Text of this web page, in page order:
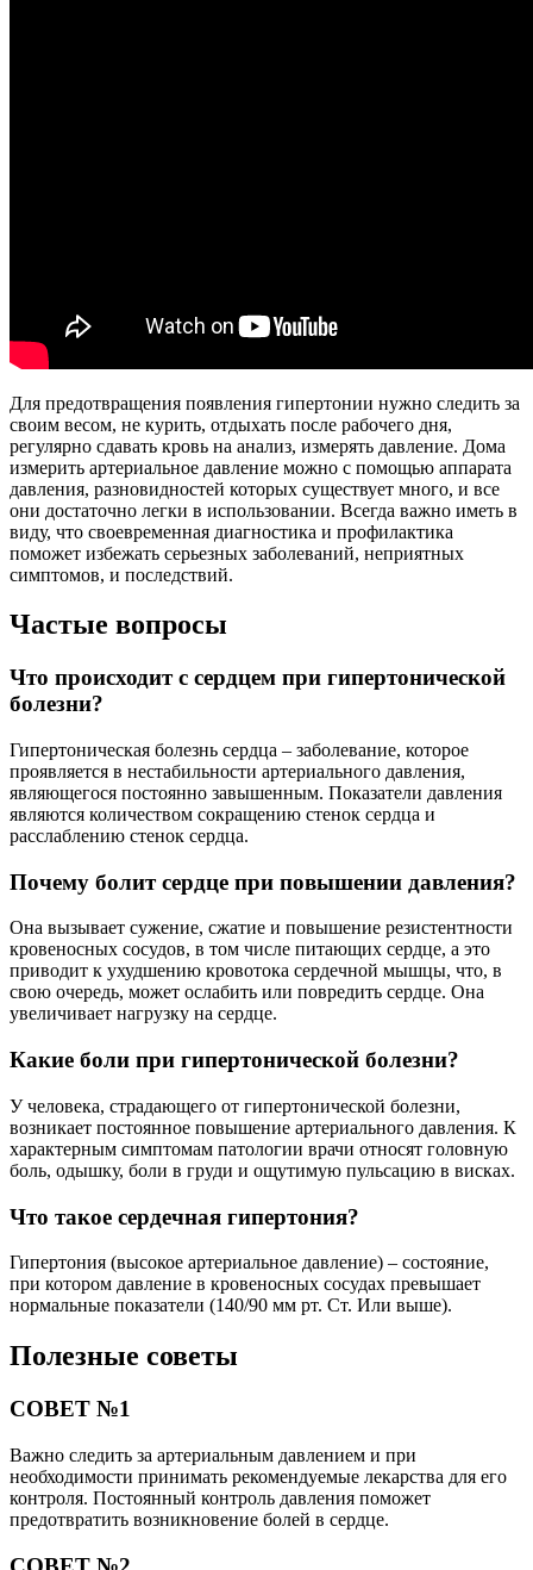
Для предотвращения появления гипертонии нужно следить за
своим весом, не курить, отдыхать после рабочего дня,
регулярно сдавать кровь на анализ, измерять давление. Дома
измерить артериальное давление можно с помощью аппарата
давления, разновидностей которых существует много, и все
они достаточно легки в использовании. Всегда важно иметь в
виду, что своевременная диагностика и профилактика
поможет избежать серьезных заболеваний, неприятных
симптомов, и последствий.
Частые вопросы
Что происходит с сердцем при гипертонической
болезни?
Гипертоническая болезнь сердца – заболевание, которое
проявляется в нестабильности артериального давления,
являющегося постоянно завышенным. Показатели давления
являются количеством сокращению стенок сердца и
расслаблению стенок сердца.
Почему болит сердце при повышении давления?
Она вызывает сужение, сжатие и повышение резистентности
кровеносных сосудов, в том числе питающих сердце, а это
приводит к ухудшению кровотока сердечной мышцы, что, в
свою очередь, может ослабить или повредить сердце. Она
увеличивает нагрузку на сердце.
Какие боли при гипертонической болезни?
У человека, страдающего от гипертонической болезни,
возникает постоянное повышение артериального давления. К
характерным симптомам патологии врачи относят головную
боль, одышку, боли в груди и ощутимую пульсацию в висках.
Что такое сердечная гипертония?
Гипертония (высокое артериальное давление) – состояние,
при котором давление в кровеносных сосудах превышает
нормальные показатели (140/90 мм рт. Ст. Или выше).
Полезные советы
СОВЕТ №1
Важно следить за артериальным давлением и при
необходимости принимать рекомендуемые лекарства для его
контроля. Постоянный контроль давления поможет
предотвратить возникновение болей в сердце.